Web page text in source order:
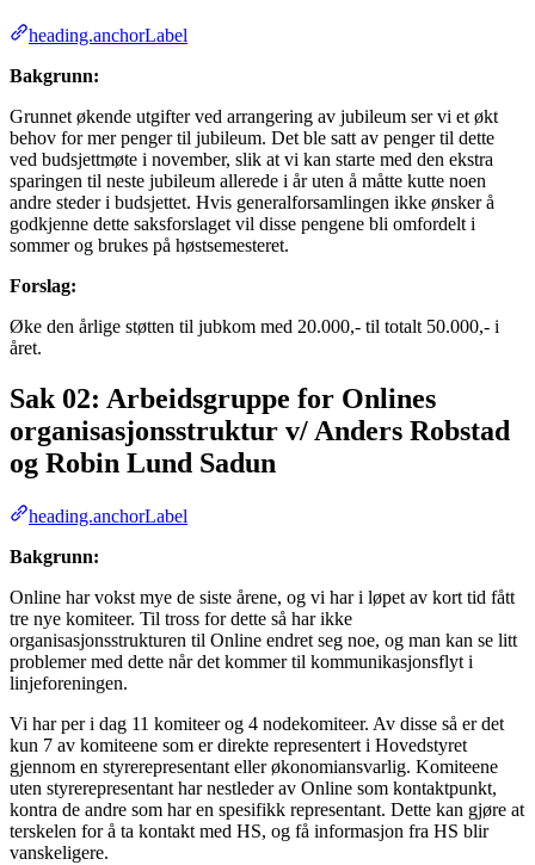
heading.anchorLabel
Bakgrunn:
Grunnet økende utgifter ved arrangering av jubileum ser vi et økt
behov for mer penger til jubileum. Det ble satt av penger til dette
ved budsjettmøte i november, slik at vi kan starte med den ekstra
sparingen til neste jubileum allerede i år uten å måtte kutte noen
andre steder i budsjettet. Hvis generalforsamlingen ikke ønsker å
godkjenne dette saksforslaget vil disse pengene bli omfordelt i
sommer og brukes på høstsemesteret.
Forslag:
Øke den årlige støtten til jubkom med 20.000,- til totalt 50.000,- i
året.
Sak 02: Arbeidsgruppe for Onlines
organisasjonsstruktur v/ Anders Robstad
og Robin Lund Sadun
heading.anchorLabel
Bakgrunn:
Online har vokst mye de siste årene, og vi har i løpet av kort tid fått
tre nye komiteer. Til tross for dette så har ikke
organisasjonsstrukturen til Online endret seg noe, og man kan se litt
problemer med dette når det kommer til kommunikasjonsflyt i
linjeforeningen.
Vi har per i dag 11 komiteer og 4 nodekomiteer. Av disse så er det
kun 7 av komiteene som er direkte representert i Hovedstyret
gjennom en styrerepresentant eller økonomiansvarlig. Komiteene
uten styrerepresentant har nestleder av Online som kontaktpunkt,
kontra de andre som har en spesifikk representant. Dette kan gjøre at
terskelen for å ta kontakt med HS, og få informasjon fra HS blir
vanskeligere.